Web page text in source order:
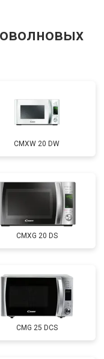
CMXW 20 DW
CMXG 20 DS
CMG 25 DCS